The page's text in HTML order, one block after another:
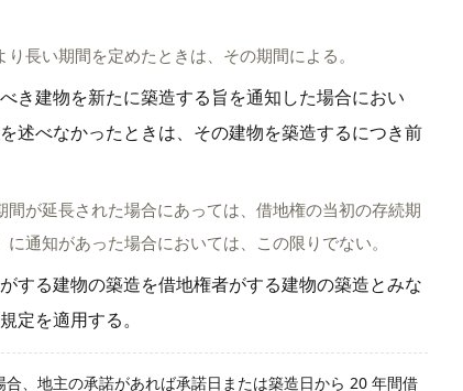
長い期間を定めたときは、その期間による。
き建物を新たに築造する旨を通知した場合におい
述べなかったときは、その建物を築造するにつき前
が延長された場合にあっては、借地権の当初の存続期
通知があった場合においては、この限りでない。
する建物の築造を借地権者がする建物の築造とみな
定を適用する。
、地主の承諾があれば承諾日または築造日から 20 年間借